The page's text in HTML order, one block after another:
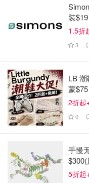
数万亿美元的赤字，
说共和党参议员们去“
下午已经跌了16% 。
作为一位商业巨擘，
他的商业帝国还涵盖
人工智能公司xAI、隧
就在不到一周前，这
弟”，为马斯克在“政府
装$19
1.5折
3
LB
蒙$75
2折起
0
手慢
$300(
5折起